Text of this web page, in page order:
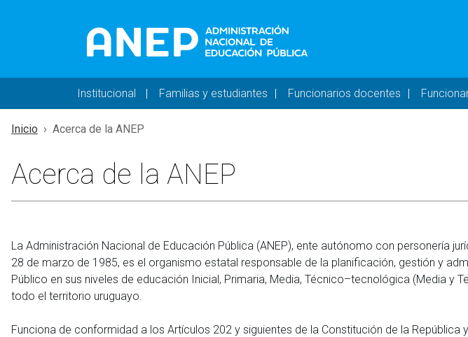
Navegación principal - DESKTOP
Institucional Familias y estudiantes Funcionarios docentes
Inicio Acerca de la ANEP
Acerca de la ANEP
La Administración Nacional de Educación Pública (ANEP), ente autónomo con personería
28 de marzo de 1985, es el organismo estatal responsable de la planificación, gestión y
Público en sus niveles de educación Inicial, Primaria, Media, Técnico–tecnológica (Media y
todo el territorio uruguayo.
Funciona de conformidad a los Artículos 202 y siguientes de la Constitución de la República